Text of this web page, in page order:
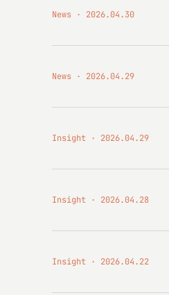
News 2026.04.30
News 2026.04.29
Insight 2026.04.29
Insight 2026.04.28
Insight 2026.04.22